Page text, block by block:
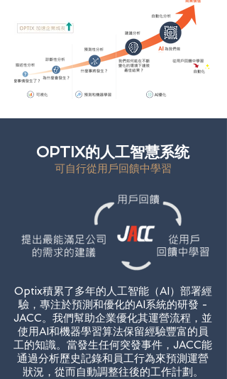
OPTIX的人工智慧系统
可自行從用戶回饋中學習
Optix積累了多年的人工智能（AI）部署經
驗，專注於預測和優化的AI系統的研發 -
JACC。我們幫助企業優化其運營流程，並
使用AI和機器學習算法保留經驗豐富的員
工的知識。當發生任何突發事件，JACC能
通過分析歷史記錄和員工行為來預測運營
狀況，從而自動調整往後的工作計劃。